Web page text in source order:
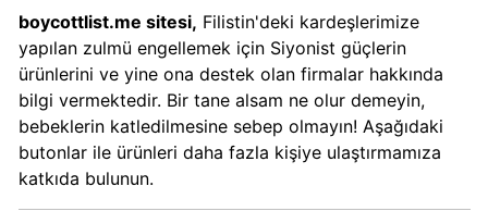
Kim?
Nesquik
boykot
mu?
Nesquik
Kimin
boycottlist.me sitesi, Filistin'deki kardeşlerimize
yapılan zulmü engellemek için Siyonist güçlerin
ürünlerini ve yine ona destek olan firmalar hakkında
bilgi vermektedir. Bir tane alsam ne olur demeyin,
bebeklerin katledilmesine sebep olmayın! Aşağıdaki
butonlar ile ürünleri daha fazla kişiye ulaştırmamıza
katkıda bulunun.